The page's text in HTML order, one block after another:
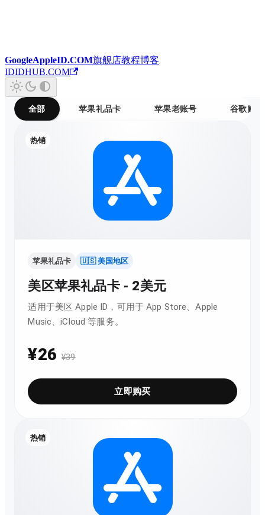
GoogleAppleID.COM旗舰店教程博客
IDIDHUB.COM
全部 苹果礼品卡 苹果老账号 谷歌账号
热销
苹果礼品卡 🇺🇸 美国地区
美区苹果礼品卡 - 2美元
适用于美区 Apple ID，可用于 App Store、Apple
Music、iCloud 等服务。
¥26 ¥39
立即购买
热销